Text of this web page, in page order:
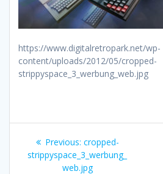
https://www.digitalretropark.net/wp-
content/uploads/2012/05/cropped-
strippyspace_3_werbung_web.jpg
Beitragsnavigation
Previous: Previous
post:
cropped-
strippyspace_3_werbung_
web.jpg